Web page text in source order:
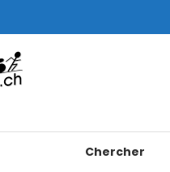
Chercher